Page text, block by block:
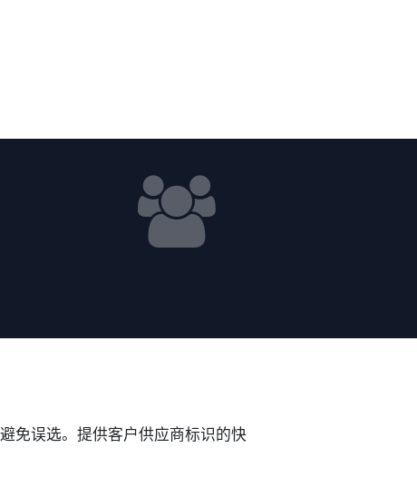
免误选。提供客户供应商标识的快